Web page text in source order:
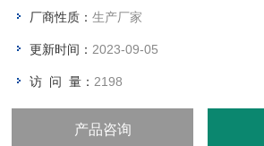
厂商性质：生产厂家
更新时间： 2023-09-05
访 问 量： 2198
产品咨询